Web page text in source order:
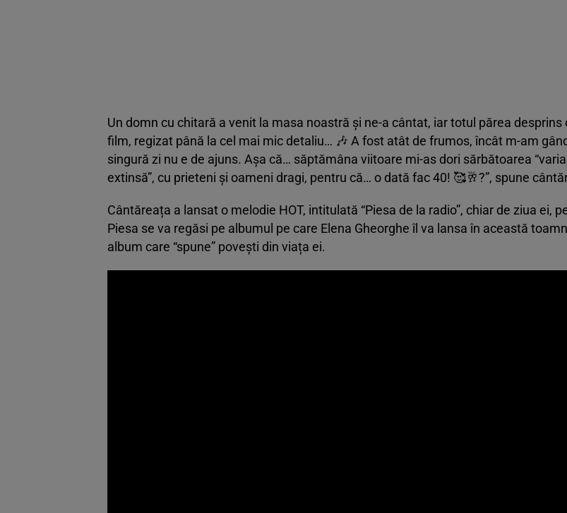
Un domn cu chitară a venit la masa noastră și ne-a cântat, iar totul părea desprins
film, regizat până la cel mai mic detaliu… 🎶 A fost atât de frumos, încât m-am
singură zi nu e de ajuns. Așa că… săptămâna viitoare mi-as dori sărbătoarea
extinsă”, cu prieteni și oameni dragi, pentru că… o dată fac 40! 🥰🥂?”, spune
Cântăreața a lansat o melodie HOT, intitulată “Piesa de la radio”, chiar de ziua ei,
Piesa se va regăsi pe albumul pe care Elena Gheorghe îl va lansa în această
album care “spune” povești din viața ei.